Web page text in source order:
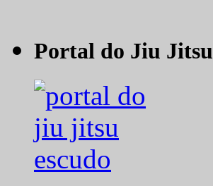
Portal do Jiu Jitsu